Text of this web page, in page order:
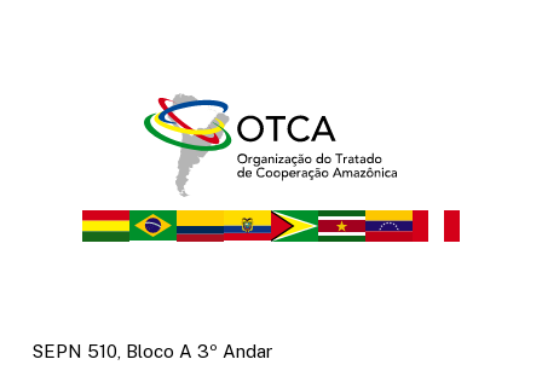
SEPN 510, Bloco A 3º Andar